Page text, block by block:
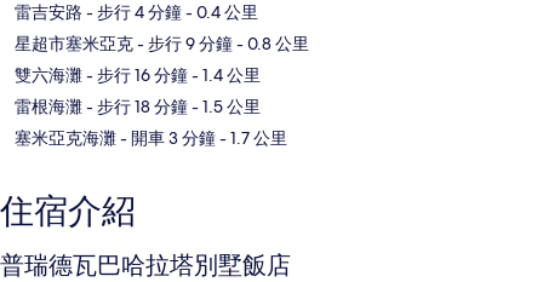
雷吉安路 - 步行 4 分鐘- 0.4 公里
星超市塞米亞克- 步行 9 分鐘- 0.8 公里
雙六海灘- 步行 16 分鐘- 1.4 公里
雷根海灘- 步行 18 分鐘- 1.5 公里
塞米亞克海灘- 開車 3 分鐘- 1.7 公里
住宿介紹
普瑞德瓦巴哈拉塔別墅飯店